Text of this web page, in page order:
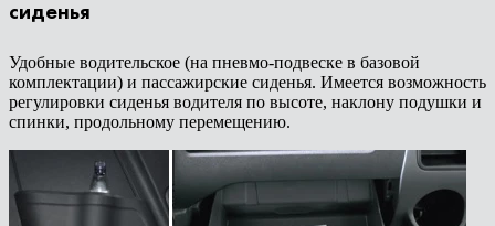
сиденья
Удобные водительское (на пневмо-подвеске в базовой
комплектации) и пассажирские сиденья. Имеется возможность
регулировки сиденья водителя по высоте, наклону подушки и
спинки, продольному перемещению.